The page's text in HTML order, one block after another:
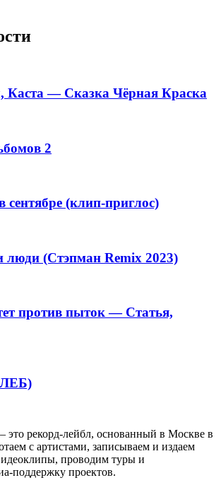
Каста — Сказка Чёрная Краска
2
(клип-приглос)
(Стэпман Remix 2023)
против пыток — Статья,
это рекорд-лейбл, основанный в Москве в
с артистами, записываем и издаем
проводим туры и
поддержку проектов.